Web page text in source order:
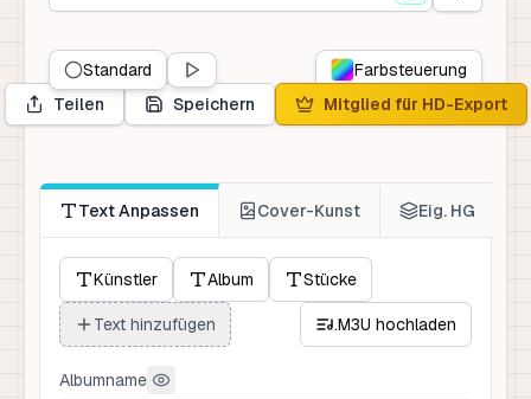
Standard
Teilen
Speichern Mitglied für HD-Export
Farbsteuerung
Text Anpassen Cover-Kunst Eig. HG
Künstler Album Stücke
Text hinzufügen .M3U hochladen
Albumname